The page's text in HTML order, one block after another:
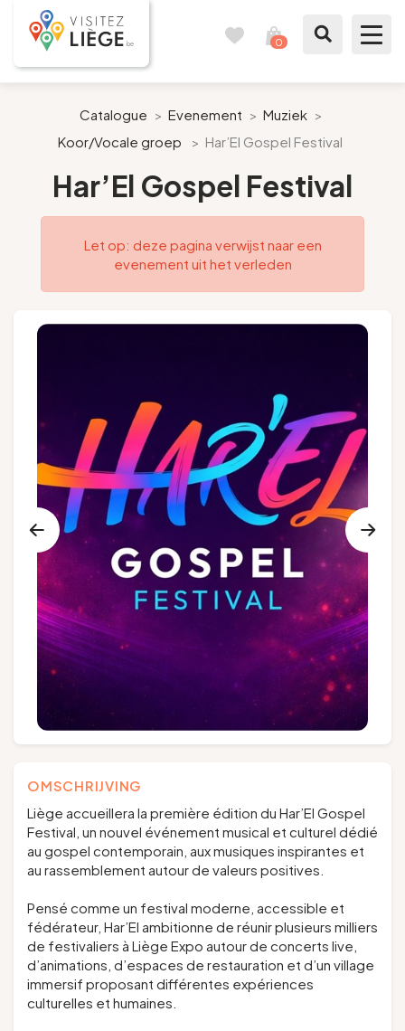
0
Inspiraties
Bereid mijn verblijf voor
Onze suggesties
Pays de Liège
Volg ons
Groepen en touroperators
EN NL
Catalogue > Evenement > Muziek >
Koor/Vocale groep
> Har’El Gospel Festival
Har’El Gospel Festival
Let op: deze pagina verwijst naar een
evenement uit het verleden
OMSCHRIJVING
Liège accueillera la première édition du Har’El Gospel
Festival, un nouvel événement musical et culturel dédié
au gospel contemporain, aux musiques inspirantes et
au rassemblement autour de valeurs positives.
Pensé comme un festival moderne, accessible et
fédérateur, Har’El ambitionne de réunir plusieurs milliers
de festivaliers à Liège Expo autour de concerts live,
d’animations, d’espaces de restauration et d’un village
immersif proposant différentes expériences
culturelles et humaines.